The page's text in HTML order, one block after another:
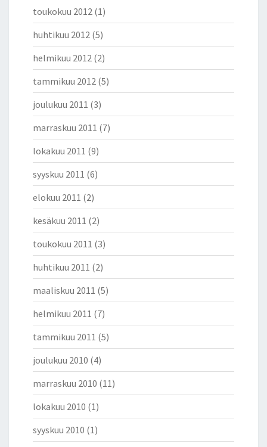
toukokuu 2012 (1)
huhtikuu 2012 (5)
helmikuu 2012 (2)
tammikuu 2012 (5)
joulukuu 2011 (3)
marraskuu 2011 (7)
lokakuu 2011 (9)
syyskuu 2011 (6)
elokuu 2011 (2)
kesäkuu 2011 (2)
toukokuu 2011 (3)
huhtikuu 2011 (2)
maaliskuu 2011 (5)
helmikuu 2011 (7)
tammikuu 2011 (5)
joulukuu 2010 (4)
marraskuu 2010 (11)
lokakuu 2010 (1)
syyskuu 2010 (1)